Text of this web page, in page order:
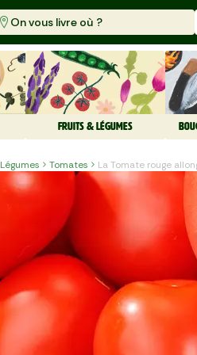
On vous livre où ?
FRUITS & LÉGUMES
Légumes Tomates La Tomate rouge